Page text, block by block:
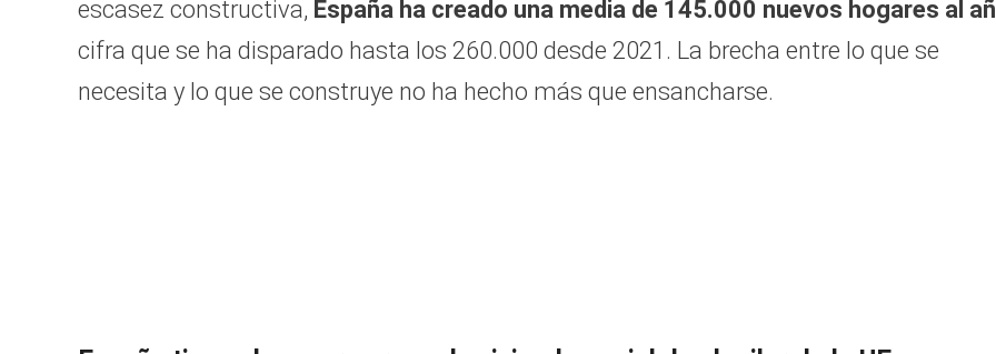
escasez constructiva, España ha creado una media de 145.000 nuevos hogares al
cifra que se ha disparado hasta los 260.000 desde 2021. La brecha entre lo que se
necesita y lo que se construye no ha hecho más que ensancharse.